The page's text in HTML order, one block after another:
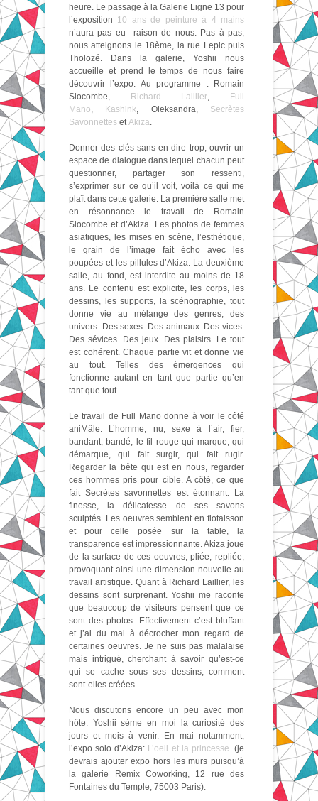
heure. Le passage à la Galerie Ligne 13 pour
l’exposition 10 ans de peinture à 4 mains
n’aura pas eu raison de nous. Pas à pas,
nous atteignons le 18ème, la rue Lepic puis
Tholozé. Dans la galerie, Yoshii nous
accueille et prend le temps de nous faire
découvrir l’expo. Au programme : Romain
Slocombe,
Richard Laillier,
Full
Mano, Kashink, Oleksandra, Secrètes
Savonnettes etAkiza.
Donner des clés sans en dire trop, ouvrir un
espace de dialogue dans lequel chacun peut
questionner, partager son ressenti,
s’exprimer sur ce qu’il voit, voilà ce qui me
plaît dans cette galerie. La première salle met
en résonnance le travail de Romain
Slocombe et d’Akiza. Les photos de femmes
asiatiques, les mises en scène, l’esthétique,
le grain de l’image fait écho avec les
poupées et les pillules d’Akiza. La deuxième
salle, au fond, est interdite au moins de 18
ans. Le contenu est explicite, les corps, les
dessins, les supports, la scénographie, tout
donne vie au mélange des genres, des
univers. Des sexes. Des animaux. Des vices.
Des sévices. Des jeux. Des plaisirs. Le tout
est cohérent. Chaque partie vit et donne vie
au tout. Telles des émergences qui
fonctionne autant en tant que partie qu’en
tant que tout.
Le travail de Full Mano donne à voir le côté
aniMâle. L’homme, nu, sexe à l’air, fier,
bandant, bandé, le fil rouge qui marque, qui
démarque, qui fait surgir, qui fait rugir.
Regarder la bête qui est en nous, regarder
ces hommes pris pour cible. A côté, ce que
fait Secrètes savonnettes est étonnant. La
finesse, la délicatesse de ses savons
sculptés. Les oeuvres semblent en flotaisson
et pour celle posée sur la table, la
transparence est impressionnante. Akiza joue
de la surface de ces oeuvres, pliée, repliée,
provoquant ainsi une dimension nouvelle au
travail artistique. Quant à Richard Laillier, les
dessins sont surprenant. Yoshii me raconte
que beaucoup de visiteurs pensent que ce
sont des photos. Effectivement c’est bluffant
et j’ai du mal à décrocher mon regard de
certaines oeuvres. Je ne suis pas malalaise
mais intrigué, cherchant à savoir qu’est-ce
qui se cache sous ses dessins, comment
sont-elles créées.
Nous discutons encore un peu avec mon
hôte. Yoshii sème en moi la curiosité des
jours et mois à venir. En mai notamment,
l’expo solo d’Akiza: L’oeil et la princesse. (je
devrais ajouter expo hors les murs puisqu’à
la galerie Remix Coworking, 12 rue des
Fontaines du Temple, 75003 Paris).